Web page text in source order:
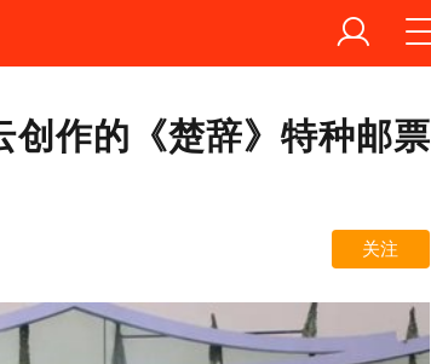
创作的《楚辞》特种邮票
关注